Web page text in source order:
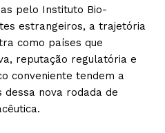
pelo Instituto Bio-
estrangeiros, a trajetória
como países que
reputação regulatória e
conveniente tendem a
nova rodada de